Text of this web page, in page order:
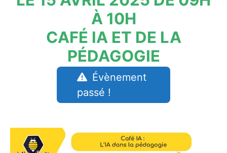
À 10H
CAFÉ IA ET DE LA
PÉDAGOGIE
Évènement
passé !